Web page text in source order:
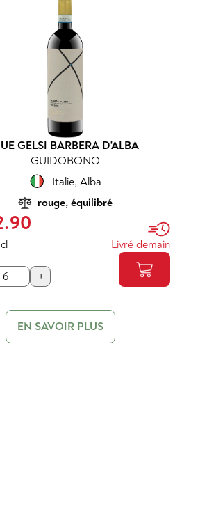
GELSI BARBERA D'ALBA
GUIDOBONO
Italie, Alba
rouge, équilibré
Livré demain
+
EN SAVOIR PLUS